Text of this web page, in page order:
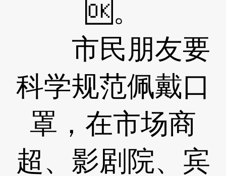
🆗。
市民朋友要
科学规范佩戴口
罩，在市场商
超、影剧院、宾